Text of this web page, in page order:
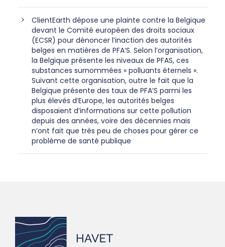
ClientEarth dépose une plainte contre la Belgique
devant le Comité européen des droits sociaux
(ECSR) pour dénoncer l’inaction des autorités
belges en matières de PFA’S. Selon l’organisation,
la Belgique présente les niveaux de PFAS, ces
substances surnommées « polluants éternels ».
Suivant cette organisation, outre le fait que la
Belgique présente des taux de PFA’S parmi les
plus élevés d’Europe, les autorités belges
disposaient d’informations sur cette pollution
depuis des années, voire des décennies mais
n’ont fait que très peu de choses pour gérer ce
problème de santé publique